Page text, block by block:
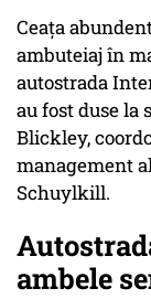
Ceața
ambuteiaj în
autostrada
au fost duse
Blickley,
management
Schuylkill.
ambele